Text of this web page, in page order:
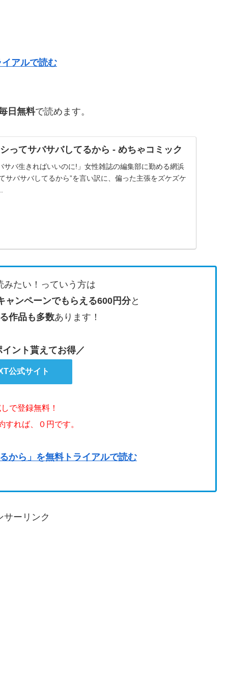
イアルで読む
日無料で読めます。
ってサバサバしてるから - めちゃコミック
サバ生きればいいのに!」女性雑誌の編集部に勤める網浜
サバサバしてるから”を言い訳に、偏った主張をズケズケ
みたい！っていう方は
ャンペーンでもらえる600円分と
作品も多数あります！
ント貰えてお得／
公式サイト
で登録無料！
すれば、０円です。
から」を無料トライアルで読む
サーリンク